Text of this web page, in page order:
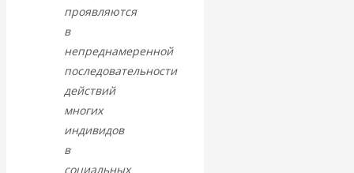
Валентин
КАтасонов.
«МЕТОД
ОТМЫВАНИЯ
проявляются
в
непреднамеренной
последовательности
действий
многих
индивидов
в
социальных